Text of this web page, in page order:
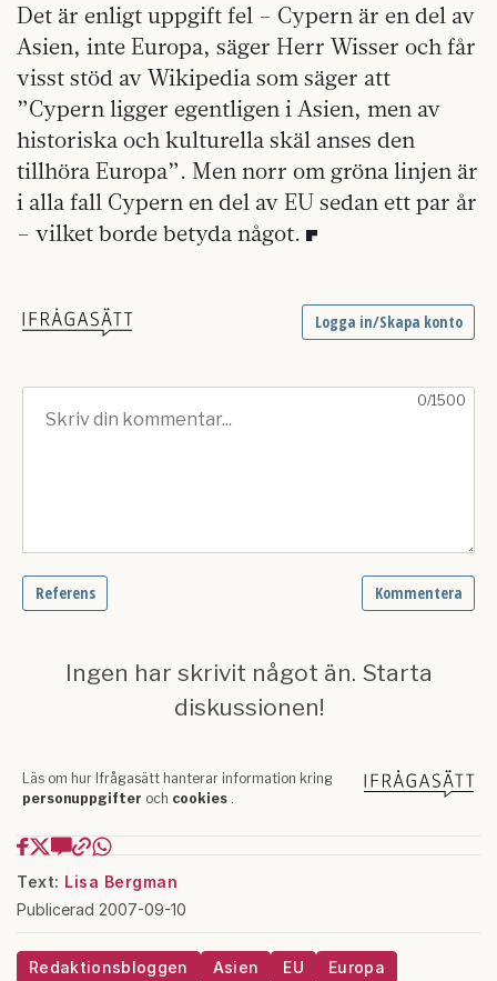
Det är enligt uppgift fel – Cypern är en del av
Asien, inte Europa, säger Herr Wisser och får
visst stöd av Wikipedia som säger att
”Cypern ligger egentligen i Asien, men av
historiska och kulturella skäl anses den
tillhöra Europa”. Men norr om gröna linjen är
i alla fall Cypern en del av EU sedan ett par år
– vilket borde betyda något.
Text: Lisa Bergman
Publicerad 2007-09-10
Redaktionsbloggen Asien EU Europa